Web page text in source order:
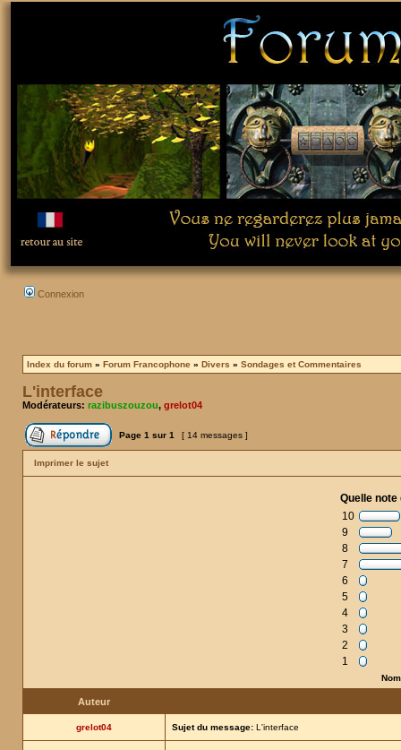
Connexion
Index du forum » Forum Francophone » Divers » Sondages et Commentaires
L'interface
Modérateurs: razibuszouzou, grelot04
Page 1 sur 1 [ 14 messages ]
Imprimer le sujet
Quelle
10
9
8
7
6
5
4
3
2
1
Auteur
grelot04 Sujet du message: L'interface